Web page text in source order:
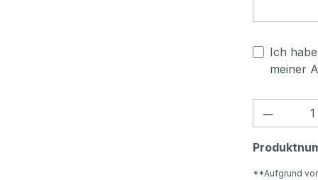
Ich
meiner
**Aufgrund